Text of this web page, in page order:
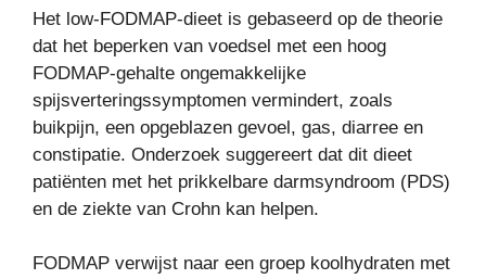
Het low-FODMAP-dieet is gebaseerd op de theorie
dat het beperken van voedsel met een hoog
FODMAP-gehalte ongemakkelijke
spijsverteringssymptomen vermindert, zoals
buikpijn, een opgeblazen gevoel, gas, diarree en
constipatie. Onderzoek suggereert dat dit dieet
patiënten met het prikkelbare darmsyndroom (PDS)
en de ziekte van Crohn kan helpen.
FODMAP verwijst naar een groep koolhydraten met